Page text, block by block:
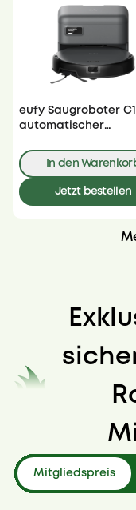
eufy Saugroboter
automatischer
In den
Jetzt bestellen
Mitgliedspreis